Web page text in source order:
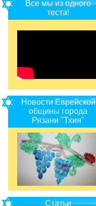
Все мы из одного
теста!
Новости Еврейской
общины города
Рязани "Тхия"
Статьи